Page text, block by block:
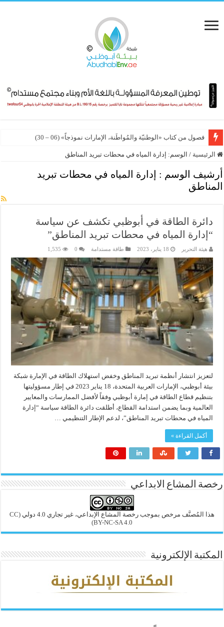
فصول من كتاب «الوطنيّة والمُواطَنة، الإمارات نموذجاً» (06 – 30)
الرئيسية / الوسم: إدارة المياه في محطات تبريد المناطق
أرشيف الوسم : إدارة المياه في محطات تبريد
المناطق
دائرة الطاقة في أبوظبي تكشف عن سياسة
“إدارة المياه في محطات تبريد المناطق”
هيئة التحرير 18 يناير، 2023 طاقة مستدامة 0
1,535
لتعزيز انتشار أنظمة تبريد المناطق وخفض استهلاك الطاقة في الإمارة شبكة
بيئة أبوظبي، الإمارات العربية المتحدة، 18 يناير 2023 في إطار مسؤوليتها
بتنظيم قطاع الطاقة في إمارة أبوظبي وفقاً لأفضل الممارسات والمعايير
العالمية وبما يضمن استدامة القطاع، أطلقت دائرة الطاقة سياسة “إدارة
المياه في محطات تبريد المناطق”، لدعم الإطار التنظيمي …
أكمل القراءة »
رخصة المشاع الابداعي
هذا المُصنَّف مرخص بموجب رخصة المشاع الإبداعي، غير تجاري 4.0 دولي
(CC
BY-NC-SA 4.0)
المكتبة الإلكترونية